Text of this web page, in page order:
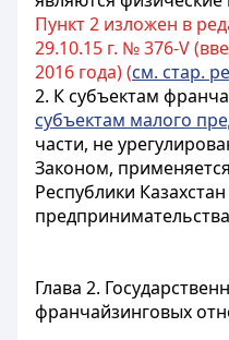
Пункт 2 изложен в
29.10.15 г. № 376-V
2016 года) (см. стар.
2. К субъектам
субъектам малого
части, не
Законом, применяется
Республики
Глава 2.
франчайзинговых